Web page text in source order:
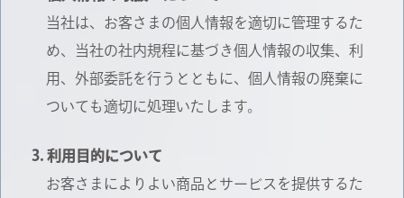
当社は、お客さまの個人情報を適切に管理するた
め、当社の社内規程に基づき個人情報の収集、利
用、外部委託を行うとともに、個人情報の廃棄に
ついても適切に処理いたします。
利用目的について
お客さまによりよい商品とサービスを提供するた